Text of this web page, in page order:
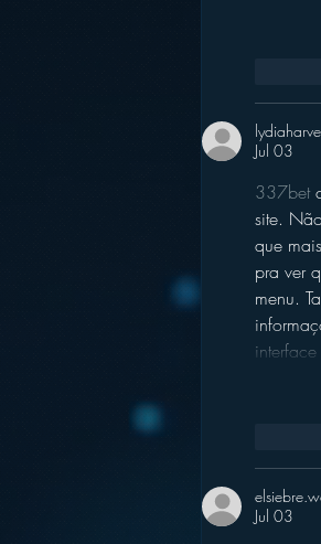
Jul 03
337bet
site.
que
pra ver
menu.
Jul 03